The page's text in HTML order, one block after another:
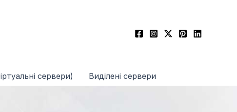
сервери) Виділені сервери